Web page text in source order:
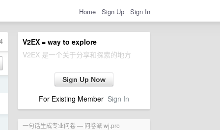
Home Sign Up Sign In
V2EX = way to explore
V2EX 是一个关于分享和探索的地方
Sign Up Now
For Existing Member Sign In
一句话生成专业问卷 — 问卷派 wj.pro